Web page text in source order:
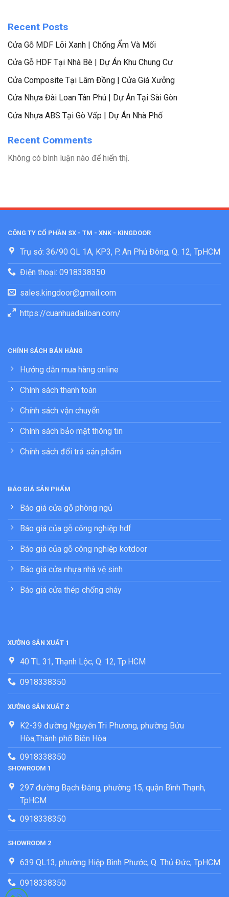
Recent Posts
Cửa Gỗ MDF Lõi Xanh | Chống Ẩm Và Mối
Cửa Gỗ HDF Tại Nhà Bè | Dự Án Khu Chung Cư
Cửa Composite Tại Lâm Đồng | Cửa Giá Xưởng
Cửa Nhựa Đài Loan Tân Phú | Dự Án Tại Sài Gòn
Cửa Nhựa ABS Tại Gò Vấp | Dự Án Nhà Phố
Recent Comments
Không có bình luận nào để hiển thị.
CÔNG TY CỔ PHẦN SX - TM - XNK - KINGDOOR
Trụ sở: 36/90 QL 1A, KP3, P. An Phú Đông, Q. 12, TpHCM
Điện thoại: 0918338350
sales.kingdoor@gmail.com
https://cuanhuadailoan.com/
CHÍNH SÁCH BÁN HÀNG
Hướng dẫn mua hàng online
Chính sách thanh toán
Chính sách vận chuyển
Chính sách bảo mật thông tin
Chính sách đổi trả sản phẩm
BÁO GIÁ SẢN PHẨM
Báo giá cửa gỗ phòng ngủ
Báo giá của gỗ công nghiệp hdf
Báo giá của gỗ công nghiệp kotdoor
Báo giá cửa nhựa nhà vệ sinh
Báo giá cửa thép chống cháy
XƯỞNG SẢN XUẤT 1
40 TL 31, Thạnh Lộc, Q. 12, Tp.HCM
0918338350
XƯỞNG SẢN XUẤT 2
K2-39 đường Nguyễn Tri Phương, phường Bửu
Hòa,Thành phố Biên Hòa
0918338350
SHOWROOM 1
297 đường Bạch Đằng, phường 15, quận Bình Thạnh,
TpHCM
0918338350
SHOWROOM 2
639 QL13, phường Hiệp Bình Phước, Q. Thủ Đức, TpHCM
0918338350